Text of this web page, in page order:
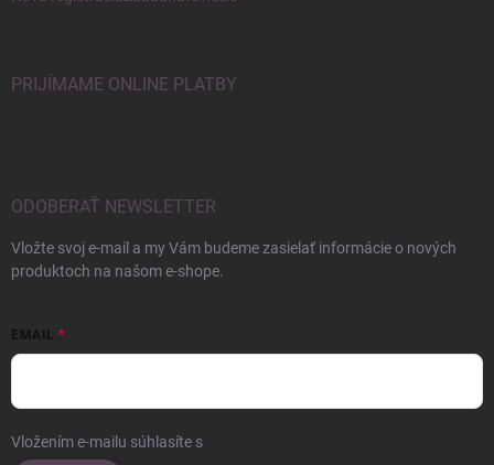
PRIJÍMAME ONLINE PLATBY
ODOBERAŤ NEWSLETTER
Vložte svoj e-mail a my Vám budeme zasielať informácie o nových
produktoch na našom e-shope.
EMAIL
Vložením e-mailu súhlasíte s